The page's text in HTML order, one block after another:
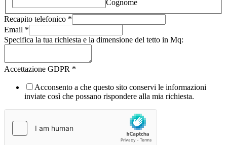
Cognome
Recapito telefonico *
Email *
Specifica la tua richiesta e la dimensione del tetto in Mq:
Accettazione GDPR *
Acconsento a che questo sito conservi le informazioni
inviate così che possano rispondere alla mia richiesta.